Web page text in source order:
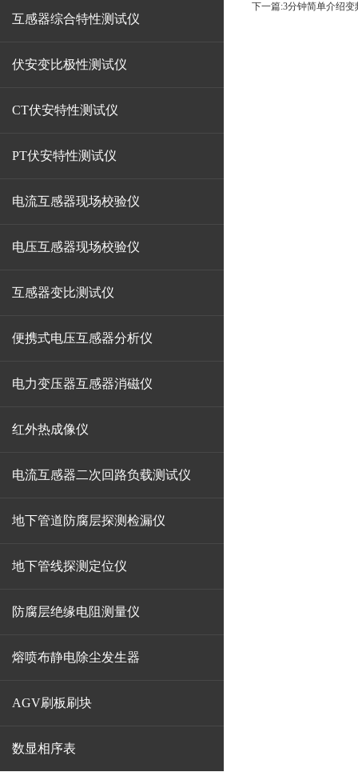
互感器综合特性测试仪
伏安变比极性测试仪
CT伏安特性测试仪
PT伏安特性测试仪
电流互感器现场校验仪
电压互感器现场校验仪
互感器变比测试仪
便携式电压互感器分析仪
电力变压器互感器消磁仪
红外热成像仪
电流互感器二次回路负载测试仪
地下管道防腐层探测检漏仪
地下管线探测定位仪
防腐层绝缘电阻测量仪
熔喷布静电除尘发生器
AGV刷板刷块
数显相序表
下一篇:3分钟简单介绍